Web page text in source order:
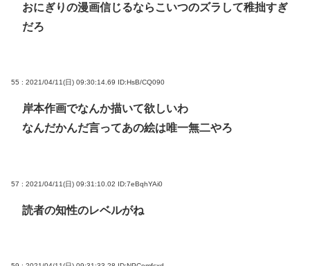
おにぎりの漫画信じるならこいつのズラして稚拙すぎ
だろ
55 : 2021/04/11(日) 09:30:14.69 ID:HsB/CQ090
岸本作画でなんか描いて欲しいわ
なんだかんだ言ってあの絵は唯一無二やろ
57 : 2021/04/11(日) 09:31:10.02 ID:7eBqhYAi0
読者の知性のレベルがね